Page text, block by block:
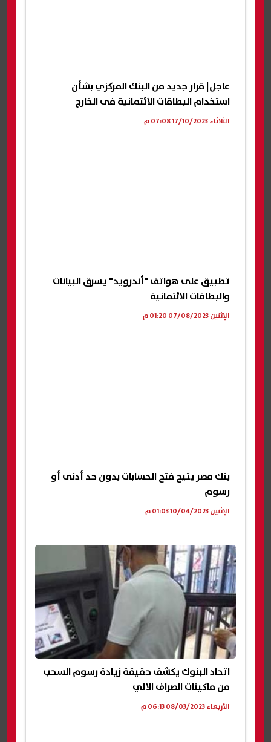
عاجل| قرار جديد من البنك المركزي بشأن
استخدام البطاقات الائتمانية فى الخارج
الثلاثاء 17/10/2023 07:08 م
تطبيق على هواتف "أندرويد" يسرق البيانات
والبطاقات الائتمانية
الإثنين 07/08/2023 01:20 م
بنك مصر يتيح فتح الحسابات بدون حد أدنى أو
رسوم
الإثنين 10/04/2023 01:03 م
اتحاد البنوك يكشف حقيقة زيادة رسوم السحب
من ماكينات الصراف الألي
الأربعاء 08/03/2023 06:13 م